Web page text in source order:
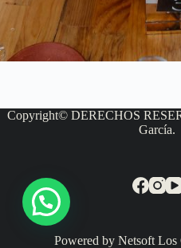
Copyright© DERECHOS
García.
Powered by Netsoft Los